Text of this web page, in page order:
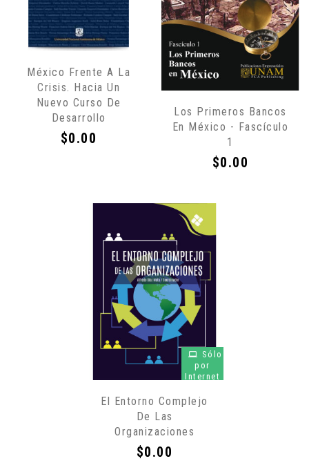
por
Internet
México Frente A La
Crisis. Hacia Un
Nuevo Curso De
Desarrollo
Precio
$0.00
Los Primeros Bancos
En México - Fascículo
1
Precio
$0.00
Sólo
por
Internet
El Entorno Complejo
De Las
Organizaciones
Precio
$0.00